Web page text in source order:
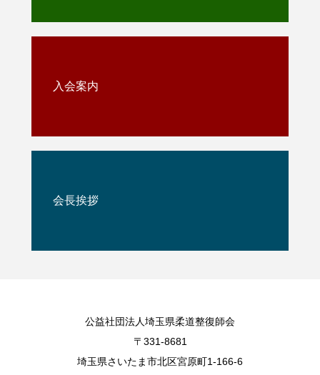
入会案内
会長挨拶
公益社団法人埼玉県柔道整復師会
〒331-8681
埼玉県さいたま市北区宮原町1-166-6